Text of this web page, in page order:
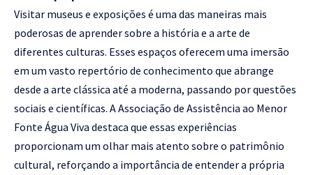
Visitar museus e exposições é uma das maneiras mais
poderosas de aprender sobre a história e a arte de
diferentes culturas. Esses espaços oferecem uma imersão
em um vasto repertório de conhecimento que abrange
desde a arte clássica até a moderna, passando por questões
sociais e científicas. A Associação de Assistência ao Menor
Fonte Água Viva destaca que essas experiências
proporcionam um olhar mais atento sobre o patrimônio
cultural, reforçando a importância de entender a própria